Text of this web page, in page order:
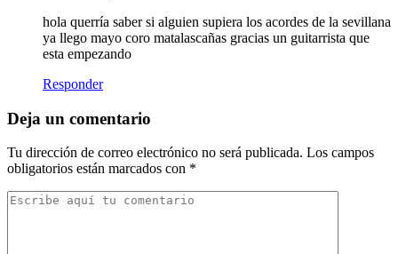
hola querría saber si alguien supiera los acordes de la sevillana
ya llego mayo coro matalascañas gracias un guitarrista que
esta empezando
Responder
Deja un comentario
Tu dirección de correo electrónico no será publicada. Los campos
obligatorios están marcados con *